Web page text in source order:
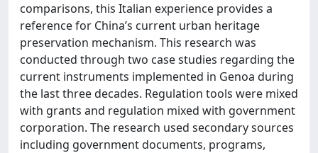
comparisons, this Italian experience provides a
reference for China’s current urban heritage
preservation mechanism. This research was
conducted through two case studies regarding the
current instruments implemented in Genoa during
the last three decades. Regulation tools were mixed
with grants and regulation mixed with government
corporation. The research used secondary sources
including government documents, programs,